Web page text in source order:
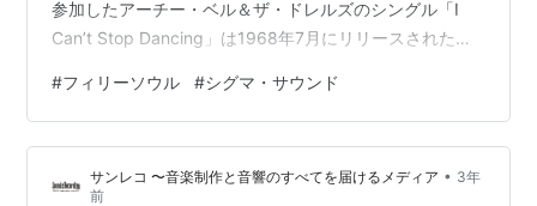
参加したアーチー・ベル＆ザ・ドレルズのシングル「I
Can’t Stop Dancing」は1968年7月にリリースされた。
ングルは「Tighten Up」には遠く及ばなかったものの、
同年8月にはR&Bチャートの5位まで昇るヒットを記録し
た。 ジョー・ターシアがフィラデルアフィアの212
North 12th Streetにシグマ・サウンドをオープンさせた
#フィリーソウル #シグマ・サウンド
サンレコ 〜音楽制作と音響のすべてを届けるメディア • 3年
前